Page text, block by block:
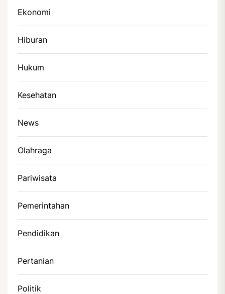
Ekonomi
Hiburan
Hukum
Kesehatan
News
Olahraga
Pariwisata
Pemerintahan
Pendidikan
Pertanian
Politik